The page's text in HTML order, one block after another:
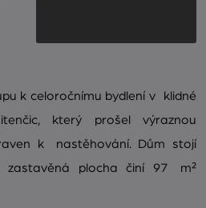
k celoročnímu bydlení v klidné
který prošel výraznou
k nastěhování. Dům stojí
plocha činí 97 m²